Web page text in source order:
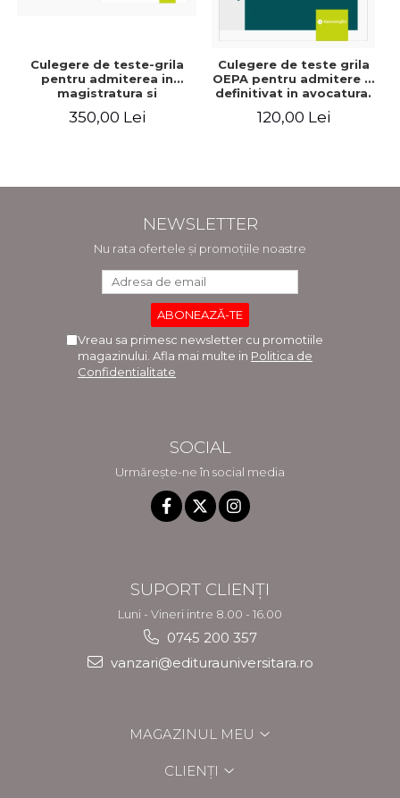
Culegere de teste-grila
pentru admiterea in
magistratura si
revizuita si adaugita -
350,00 Lei
Culegere de teste grila
OEPA pentru admitere si
definitivat in avocatura.
variantelor de raspuns.
120,00 Lei
NEWSLETTER
Nu rata ofertele și promoțiile noastre
Vreau sa primesc newsletter cu promotiile
magazinului. Afla mai multe in Politica de
Confidentialitate
SOCIAL
Urmărește-ne în social media
SUPORT CLIENȚI
Luni - Vineri intre 8.00 - 16.00
0745 200 357
vanzari@editurauniversitara.ro
MAGAZINUL MEU
CLIENȚI